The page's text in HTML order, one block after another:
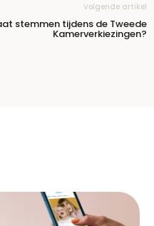
Volgende artikel
stemmen tijdens de Tweede
Kamerverkiezingen?